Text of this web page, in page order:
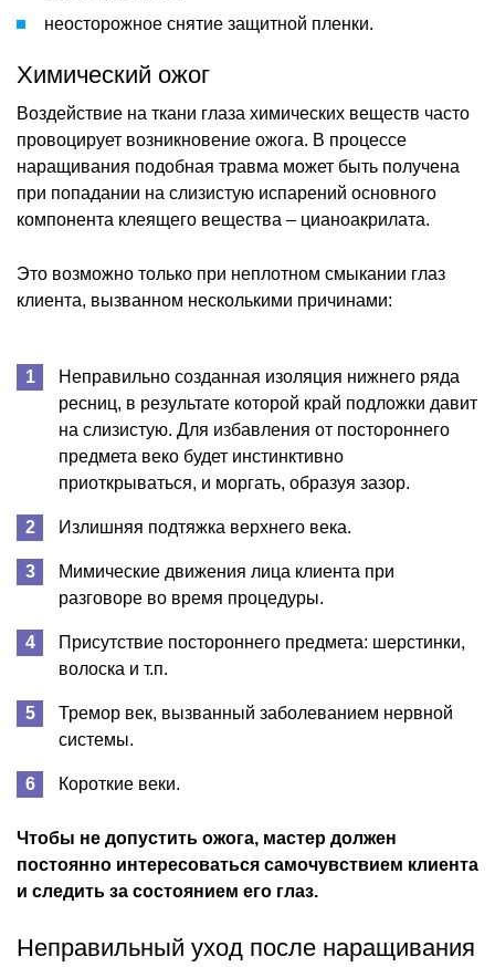
неосторожное снятие защитной пленки.
Химический ожог
Воздействие на ткани глаза химических веществ часто
провоцирует возникновение ожога. В процессе
наращивания подобная травма может быть получена
при попадании на слизистую испарений основного
компонента клеящего вещества – цианоакрилата.
Это возможно только при неплотном смыкании глаз
клиента, вызванном несколькими причинами:
Неправильно созданная изоляция нижнего ряда
ресниц, в результате которой край подложки давит
на слизистую. Для избавления от постороннего
предмета веко будет инстинктивно
приоткрываться, и моргать, образуя зазор.
Излишняя подтяжка верхнего века.
Мимические движения лица клиента при
разговоре во время процедуры.
Присутствие постороннего предмета: шерстинки,
волоска и т.п.
Тремор век, вызванный заболеванием нервной
системы.
Короткие веки.
Чтобы не допустить ожога, мастер должен
постоянно интересоваться самочувствием клиента
и следить за состоянием его глаз.
Неправильный уход после наращивания